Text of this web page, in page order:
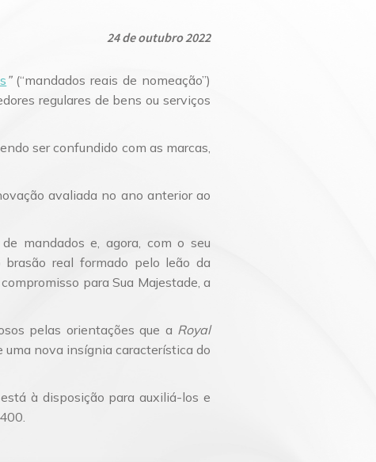
Proteção de Dados
Consultoria BACEN
Operações Societárias e M&A
Contencioso Judicial e Administrativo
Direito Aduaneiro
Direito Previdenciário
24 de outubro 2022
”(“mandados reais de nomeação”)
regulares de bens ou serviços
ser confundido com as marcas,
avaliada no ano anterior ao
mandados e, agora, com o seu
real formado pelo leão da
para Sua Majestade, a
pelas orientações que a Royal
nova insígnia característica do
à disposição para auxiliá-los e